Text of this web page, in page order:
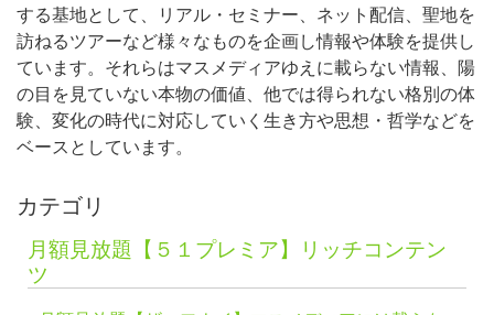
する基地として、リアル・セミナー、ネット配信、聖地を
訪ねるツアーなど様々なものを企画し情報や体験を提供し
ています。それらはマスメディアゆえに載らない情報、陽
の目を見ていない本物の価値、他では得られない格別の体
験、変化の時代に対応していく生き方や思想・哲学などを
ベースとしています。
カテゴリ
月額見放題【５１プレミア】リッチコンテン
ツ